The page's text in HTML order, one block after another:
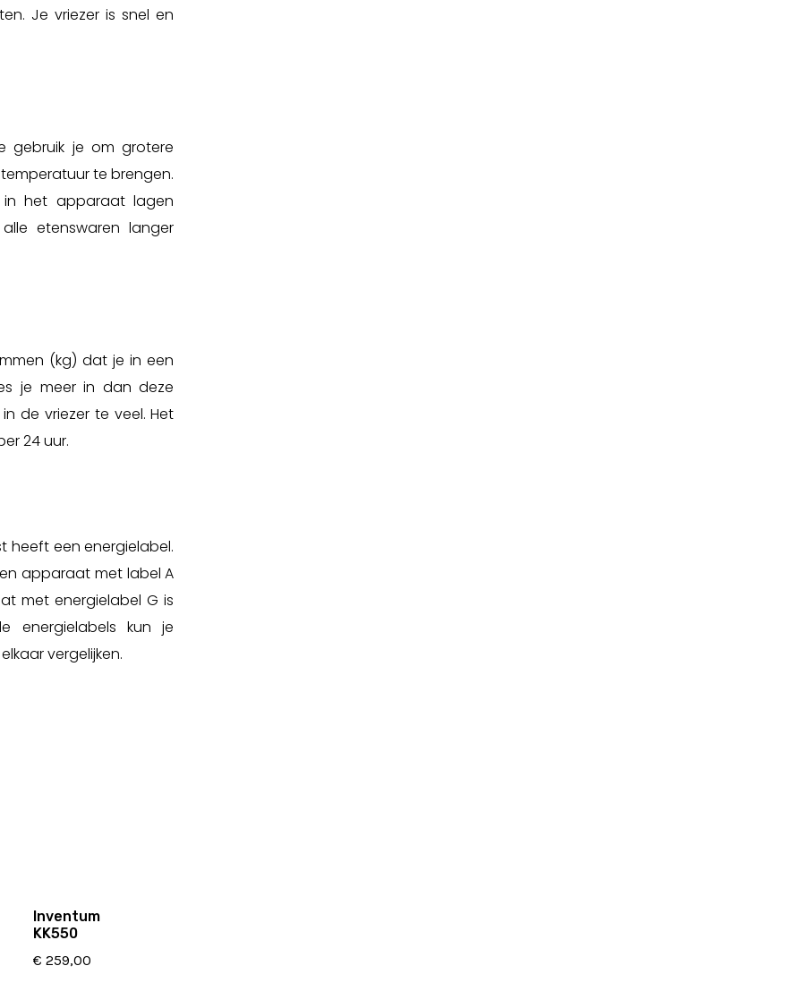
Je vriezer is snel en
gebruik je om grotere
te brengen.
het apparaat lagen
etenswaren langer
(kg) dat je in een
je meer in dan deze
de vriezer te veel. Het
24 uur.
heeft een energielabel.
apparaat met label A
met energielabel G is
energielabels kun je
vergelijken.
Inventum
KK550
€ 259,00